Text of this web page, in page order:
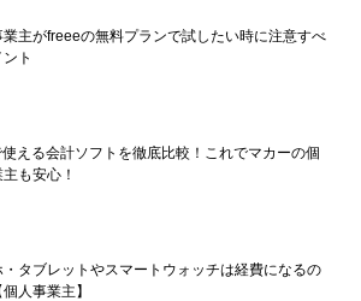
業主がfreeeの無料プランで試したい時に注意すべ
ト
える会計ソフトを徹底比較！これでマカーの個
主も安心！
・タブレットやスマートウォッチは経費になるの
人事業主】